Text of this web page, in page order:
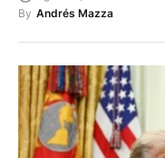
By Andrés Mazza